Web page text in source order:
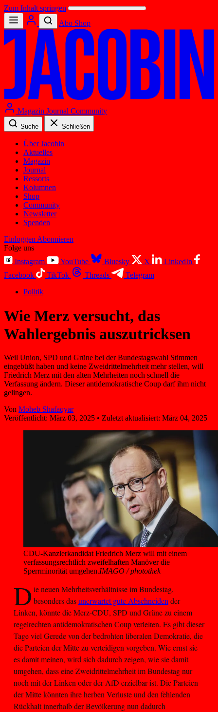
Zum Inhalt springen
Abo Shop
Magazin Journal Community
Suche Schließen
Über Jacobin
Aktuelles
Magazin
Journal
Ressorts
Kolumnen
Shop
Community
Newsletter
Spenden
Einloggen Abonnieren
Folge uns
Instagram
YouTube Bluesky X
LinkedIn
Facebook
TikTok Threads
Telegram
Politik
Wie Merz versucht, das
Wahlergebnis auszutricksen
Weil Union, SPD und Grüne bei der Bundestagswahl Stimmen
eingebüßt haben und keine Zweidrittelmehrheit mehr stellen, will
Friedrich Merz mit den alten Mehrheiten noch schnell die
Verfassung ändern. Dieser antidemokratische Coup darf ihm nicht
gelingen.
Von Moheb Shafaqyar
Veröffentlicht: März 03, 2025 • Zuletzt aktualisiert: März 04, 2025
CDU-Kanzlerkandidat Friedrich Merz will mit einem
verfassungsrechtlich zweifelhaften Manöver die
Sperrminorität umgehen.IMAGO / photothek
Die neuen Mehrheitsverhältnisse im Bundestag,
besonders dasunerwartet gute Abschneiden der
Linken, könnte die Merz-CDU, SPD und Grüne zu einem
regelrechten antidemokratischen Coup verleiten. Es gibt dieser
Tage viel Gerede von der bedrohten liberalen Demokratie, die
die Parteien der Mitte zu verteidigen vorgeben. Wie ernst sie
es damit meinen, wird sich dadurch zeigen, wie sie damit
umgehen, dass eine Zweidrittelmehrheit im Bundestag nur
noch mit der Linken oder der AfD erzielbar ist. Die Parteien
der Mitte könnten ihre herben Verluste und den fehlenden
Rückhalt innerhalb der Bevölkerung nun dadurch